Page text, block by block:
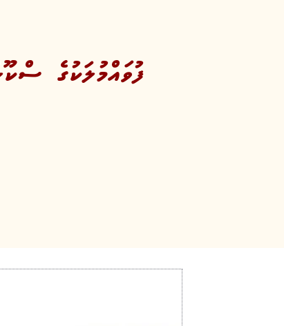
ފުވައްމުލަކުގެ